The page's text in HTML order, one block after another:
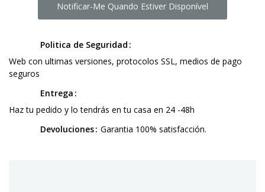
Notificar-Me Quando Estiver Disponível
Politica de Seguridad
Web con ultimas versiones, protocolos SSL, medios de pago
seguros
Entrega
Haz tu pedido y lo tendrás en tu casa en 24 -48h
Devoluciones Garantia 100% satisfacción.